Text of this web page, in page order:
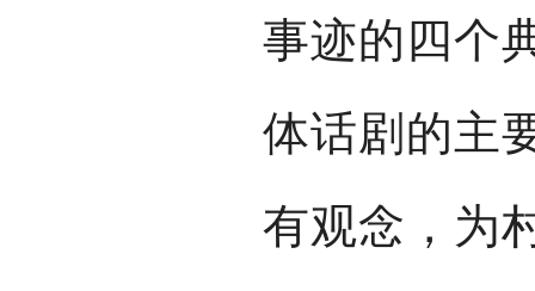
事迹的四个
体话剧的主
有观念，为